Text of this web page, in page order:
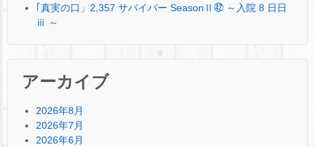
｢真実の口」2,357 サバイバー SeasonⅡ㊷ ～入院 8 日日
ⅲ ～
アーカイブ
2026年8月
2026年7月
2026年6月